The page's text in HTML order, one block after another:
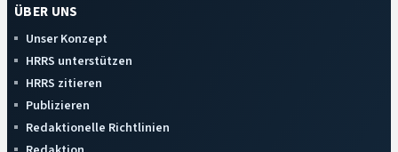
ÜBER UNS
Unser Konzept
HRRS unterstützen
HRRS zitieren
Publizieren
Redaktionelle Richtlinien